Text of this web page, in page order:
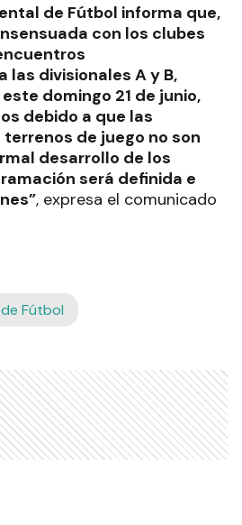
de Fútbol informa que,
con los clubes
las divisionales A y B,
domingo 21 de junio,
debido a que las
de juego no son
desarrollo de los
será definida e
, expresa el comunicado
Fútbol